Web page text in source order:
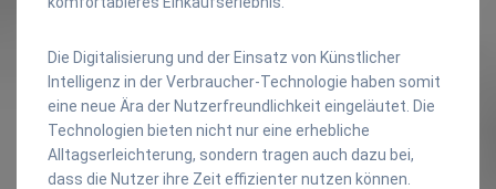
Die Digitalisierung und der Einsatz von Künstlicher
Intelligenz in der Verbraucher-Technologie haben somit
eine neue Ära der Nutzerfreundlichkeit eingeläutet. Die
Technologien bieten nicht nur eine erhebliche
Alltagserleichterung, sondern tragen auch dazu bei,
dass die Nutzer ihre Zeit effizienter nutzen können.